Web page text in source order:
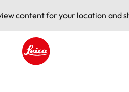
content for your location and